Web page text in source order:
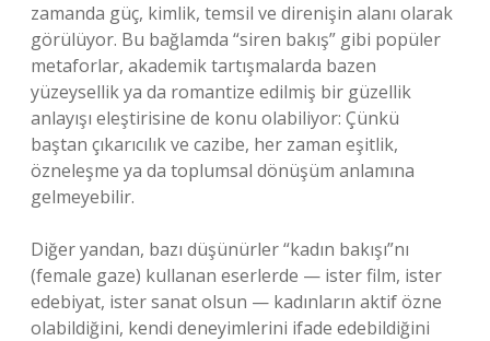
zamanda güç, kimlik, temsil ve direnişin alanı olarak
görülüyor. Bu bağlamda “siren bakış” gibi popüler
metaforlar, akademik tartışmalarda bazen
yüzeysellik ya da romantize edilmiş bir güzellik
anlayışı eleştirisine de konu olabiliyor: Çünkü
baştan çıkarıcılık ve cazibe, her zaman eşitlik,
özneleşme ya da toplumsal dönüşüm anlamına
gelmeyebilir.
Diğer yandan, bazı düşünürler “kadın bakışı”nı
(female gaze) kullanan eserlerde — ister film, ister
edebiyat, ister sanat olsun — kadınların aktif özne
olabildiğini, kendi deneyimlerini ifade edebildiğini